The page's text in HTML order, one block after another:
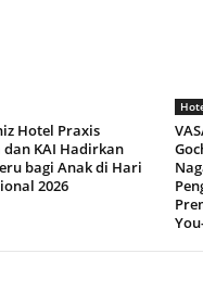
Hotel Praxis
dan KAI Hadirkan
bagi Anak di Hari
2026